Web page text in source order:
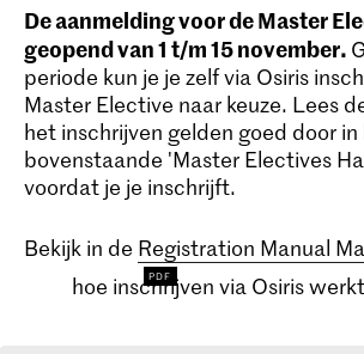
De aanmelding voor de Master
geopend van 1 t/m 15 november.
periode kun je je zelf via Osiris
Master Elective naar keuze. Lees
het inschrijven gelden goed door
bovenstaande 'Master Electives
voordat je je inschrijft.
Bekijk in de Registration Manual
hoe inschrijven via Osiris